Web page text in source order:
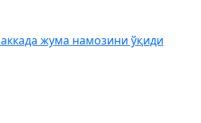
жума намозини ўқиди